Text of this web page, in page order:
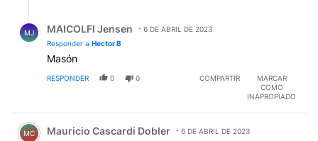
MJ MAICOLFI Jensen
6 DE ABRIL DE 2023
Responder a Hector B
Masón
RESPONDER 0 0 COMPARTIR
MARCAR
COMO
INAPROPIADO
Comentario de Mauricio Cascardi Dobler.
MC Mauricio Cascardi Dobler 6 DE ABRIL DE 2023